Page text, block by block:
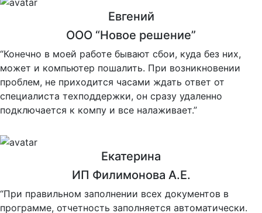
Евгений
ООО “Новое решение”
“Конечно в моей работе бывают сбои, куда без них,
может и компьютер пошалить. При возникновении
проблем, не приходится часами ждать ответ от
специалиста техподдержки, он сразу удаленно
подключается к компу и все налаживает.”
Екатерина
ИП Филимонова А.Е.
“При правильном заполнении всех документов в
программе, отчетность заполняется автоматически.